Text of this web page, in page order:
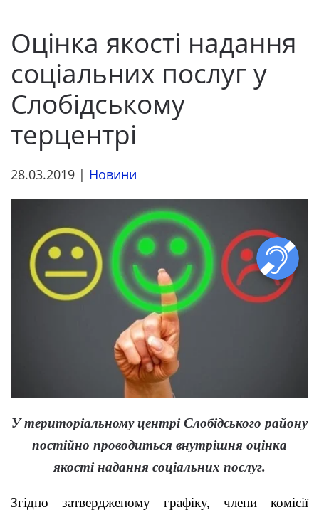
Оцінка якості надання
соціальних послуг у
Слобідському
терцентрі
28.03.2019 | Новини
У територіальному центрі Слобідського району
постійно проводиться внутрішня оцінка
якості надання соціальних послуг.
Згідно затвердженому графіку, члени комісії